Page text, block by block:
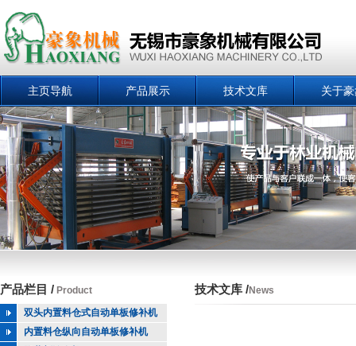
主页导航 产品展示 技术文库 关于
产品栏目 / Product
双头内置料仓式自动单板修补机
内置料仓纵向自动单板修补机
技术文库 /News